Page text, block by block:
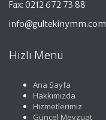
Fax: 0212 672 73 88
info@gultekinymm.com
Hızlı Menü
Ana Sayfa
Hakkımızda
Hizmetlerimiz
Güncel Mevzuat